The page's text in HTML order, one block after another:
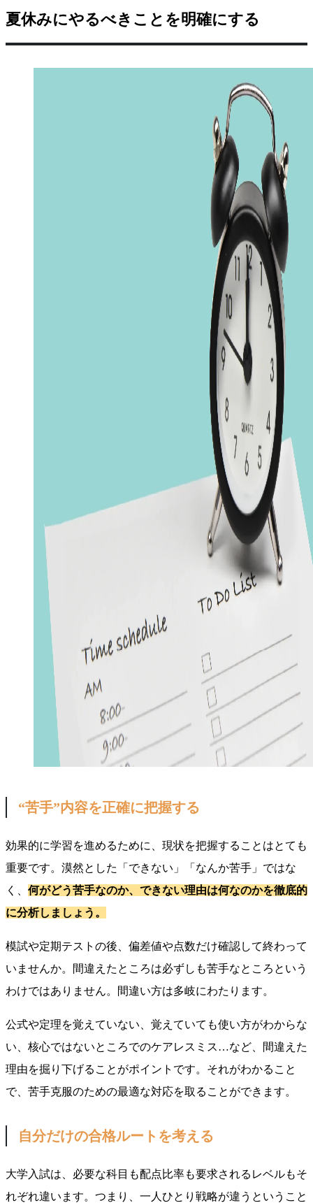
夏休みにやるべきことを明確にする
“苦手”内容を正確に把握する
効果的に学習を進めるために、現状を把握することはとても
重要です。漠然とした「できない」「なんか苦手」ではな
く、 何がどう苦手なのか、できない理由は何なのかを徹底的
に分析しましょう。
模試や定期テストの後、偏差値や点数だけ確認して終わって
いませんか。間違えたところは必ずしも苦手なところという
わけではありません。間違い方は多岐にわたります。
公式や定理を覚えていない、覚えていても使い方がわからな
い、核心ではないところでのケアレスミス…など、間違えた
理由を掘り下げることがポイントです。それがわかること
で、苦手克服のための最適な対応を取ることができます。
自分だけの合格ルートを考える
大学入試は、必要な科目も配点比率も要求されるレベルもそ
れぞれ違います。つまり、一人ひとり戦略が違うということ